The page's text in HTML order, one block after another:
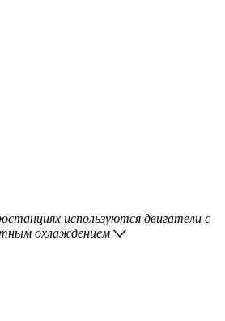
используются двигатели с
охлаждением